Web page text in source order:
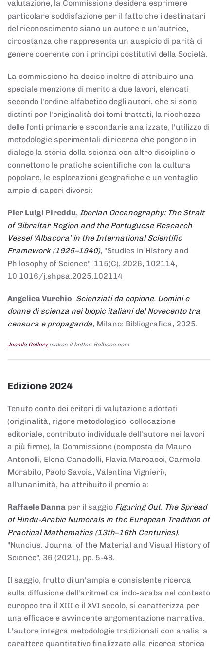
valutazione, la Commissione desidera esprimere
particolare soddisfazione per il fatto che i destinatari
del riconoscimento siano un autore e un'autrice,
circostanza che rappresenta un auspicio di parità di
genere coerente con i principi costitutivi della Società.
La commissione ha deciso inoltre di attribuire una
speciale menzione di merito a due lavori, elencati
secondo l'ordine alfabetico degli autori, che si sono
distinti per l'originalità dei temi trattati, la ricchezza
delle fonti primarie e secondarie analizzate, l'utilizzo di
metodologie sperimentali di ricerca che pongono in
dialogo la storia della scienza con altre discipline e
connettono le pratiche scientifiche con la cultura
popolare, le esplorazioni geografiche e un ventaglio
ampio di saperi diversi:
Pier Luigi Pireddu, Iberian Oceanography: The Strait
of Gibraltar Region and the Portuguese Research
Vessel 'Albacora' in the International Scientific
Framework (1925–1940), "Studies in History and
Philosophy of Science", 115(C), 2026, 102114,
10.1016/j.shpsa.2025.102114
Angelica Vurchio, Scienziati da copione. Uomini e
donne di scienza nei biopic italiani del Novecento tra
censura e propaganda, Milano: Bibliografica, 2025.
Joomla Gallerymakes it better. Balbooa.com
Edizione 2024
Tenuto conto dei criteri di valutazione adottati
(originalità, rigore metodologico, collocazione
editoriale, contributo individuale dell'autore nei lavori
a più firme), la Commissione (composta da Mauro
Antonelli, Elena Canadelli, Flavia Marcacci, Carmela
Morabito, Paolo Savoia, Valentina Vignieri),
all'unanimità, ha attribuito il premio a:
Raffaele Danna per il saggio Figuring Out. The Spread
of Hindu-Arabic Numerals in the European Tradition of
Practical Mathematics (13th–16th Centuries),
"Nuncius. Journal of the Material and Visual History of
Science", 36 (2021), pp. 5-48.
Il saggio, frutto di un'ampia e consistente ricerca
sulla diffusione dell'aritmetica indo-araba nel contesto
europeo tra il XIII e il XVI secolo, si caratterizza per
una efficace e avvincente argomentazione narrativa.
L'autore integra metodologie tradizionali con analisi a
carattere quantitativo finalizzate alla ricerca storica